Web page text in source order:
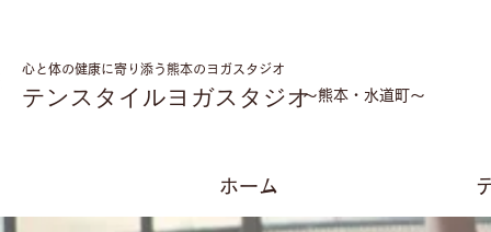
テンスタイルヨガスタジオ
心と体の健康に寄り添う熊本のヨガスタジオ
​～熊本・水道町～
ホーム